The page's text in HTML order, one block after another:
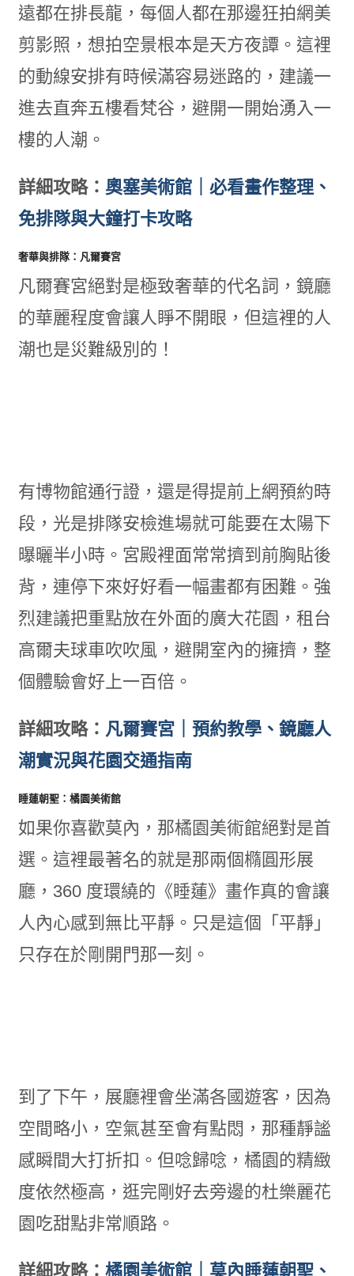
遠都在排長龍，每個人都在那邊狂拍網美
剪影照，想拍空景根本是天方夜譚。這裡
的動線安排有時候滿容易迷路的，建議一
進去直奔五樓看梵谷，避開一開始湧入一
樓的人潮。
詳細攻略： 奧塞美術館｜必看畫作整理、
免排隊與大鐘打卡攻略
奢華與排隊：凡爾賽宮
凡爾賽宮絕對是極致奢華的代名詞，鏡廳
的華麗程度會讓人睜不開眼，但這裡的人
潮也是災難級別的！
有博物館通行證，還是得提前上網預約時
段，光是排隊安檢進場就可能要在太陽下
曝曬半小時。宮殿裡面常常擠到前胸貼後
背，連停下來好好看一幅畫都有困難。強
烈建議把重點放在外面的廣大花園，租台
高爾夫球車吹吹風，避開室內的擁擠，整
個體驗會好上一百倍。
詳細攻略： 凡爾賽宮｜預約教學、鏡廳人
潮實況與花園交通指南
睡蓮朝聖：橘園美術館
如果你喜歡莫內，那橘園美術館絕對是首
選。這裡最著名的就是那兩個橢圓形展
廳，360 度環繞的《睡蓮》畫作真的會讓
人內心感到無比平靜。只是這個「平靜」
只存在於剛開門那一刻。
到了下午，展廳裡會坐滿各國遊客，因為
空間略小，空氣甚至會有點悶，那種靜謐
感瞬間大打折扣。但唸歸唸，橘園的精緻
度依然極高，逛完剛好去旁邊的杜樂麗花
園吃甜點非常順路。
詳細攻略： 橘園美術館｜莫內睡蓮朝聖、